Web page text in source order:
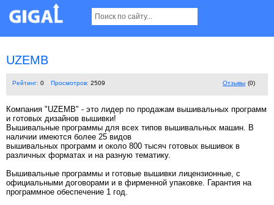
UZEMB
Рейтинг: 0 Просмотров: 2509 Отзывы (0)
Компания "UZEMB" - это лидер по продажам вышивальных программ
и готовых дизайнов вышивки!
Вышивальные программы для всех типов вышивальных машин. В
наличии имеются более 25 видов
вышивальных программ и около 800 тысяч готовых вышивок в
различных форматах и на разную тематику.
Вышивальные программы и готовые вышивки лицензионные, с
официальными договорами и в фирменной упаковке. Гарантия на
программное обеспечение 1 год.